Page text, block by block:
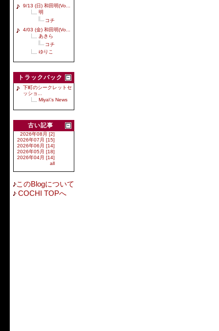
9/13 (日) 和田明(Vo...
明
コチ
4/03 (金) 和田明(Vo...
あきら
コチ
ゆりこ
トラックバック
下町のシークレットセ
ッショ...
Miya\'s News
古い記事
2026年08月 [2]
2026年07月 [15]
2026年06月 [14]
2026年05月 [18]
2026年04月 [14]
all
このBlogについて
COCHI TOPへ